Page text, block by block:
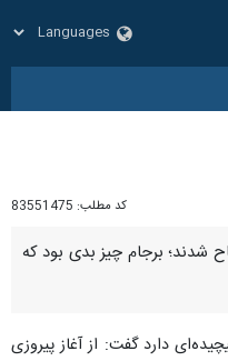
کد مطلب: 83551475
شدند؛ برجام چیز بدی بود که
دارد گفت: از آغاز پیروزی